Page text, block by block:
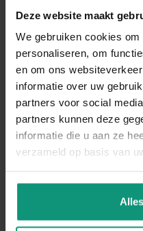
Deze website maakt
We gebruiken cookies
personaliseren, om
en om ons
informatie over uw
partners voor social
partners kunnen deze
informatie die u aan ze
verzameld op basis van
er lange dagen.
voor een dolletje en
Stuur een appje of
minuut.
DIRECT